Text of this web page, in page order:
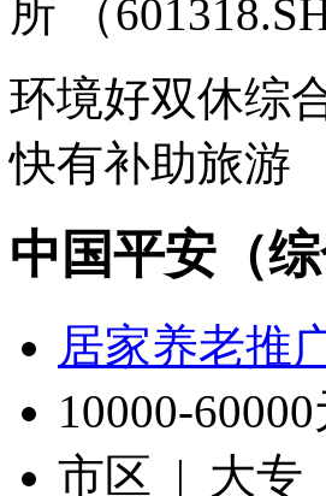
环境好双休综
快有补助旅游
中国平安（
居家养老推
10000-60000
市区 | 大专